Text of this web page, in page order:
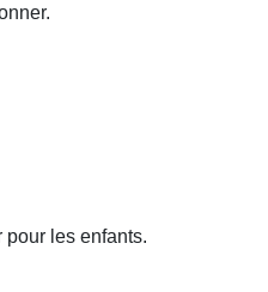
pour les enfants.